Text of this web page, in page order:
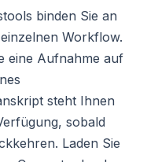
binden Sie an
Workflow.
eine Aufnahme auf
steht Ihnen
sobald
Laden Sie